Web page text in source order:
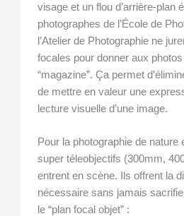
visage et un flou d’arrière-plan
photographes de l’École de
l’Atelier de Photographie ne
focales pour donner aux
“magazine”. Ça permet
de mettre en valeur une
lecture visuelle d’une image.
Pour la photographie de nature
super téleobjectifs (300mm,
entrent en scène. Ils offrent la
nécessaire sans jamais
le “plan focal objet” :